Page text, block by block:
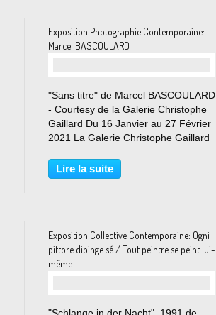
Exposition Photographie Contemporaine:
Marcel BASCOULARD
"Sans titre" de Marcel BASCOULARD
- Courtesy de la Galerie Christophe
Gaillard Du 16 Janvier au 27 Février
2021 La Galerie Christophe Gaillard
présenter la seconde exposition
personnelle de Marcel Bascoulard. À
Lire la suite
Exposition Collective Contemporaine: Ogni
pittore dipinge sé / Tout peintre se peint lui-
même